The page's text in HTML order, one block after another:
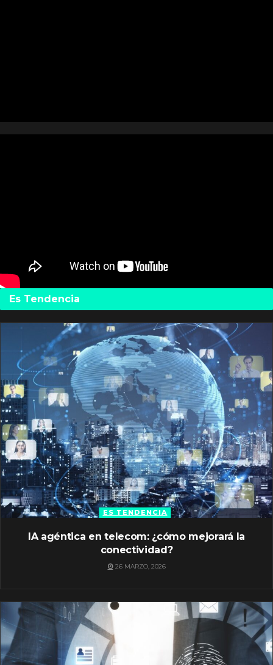
Es Tendencia
ES TENDENCIA
IA agéntica en telecom: ¿cómo mejorará la
conectividad?
26 MARZO, 2026